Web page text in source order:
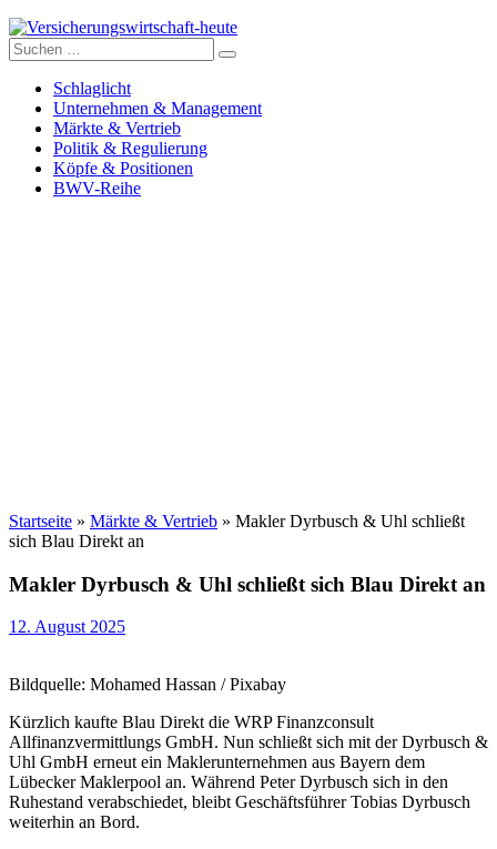
Versicherungswirtschaft-heute
Suche
nach:
Schlaglicht
Unternehmen & Management
Märkte & Vertrieb
Politik & Regulierung
Köpfe & Positionen
BWV-Reihe
Startseite » Märkte & Vertrieb » Makler Dyrbusch & Uhl schließt
sich Blau Direkt an
Makler Dyrbusch & Uhl schließt sich Blau Direkt an
12. August 2025
Bildquelle: Mohamed Hassan / Pixabay
Kürzlich kaufte Blau Direkt die WRP Finanzconsult
Allfinanzvermittlungs GmbH. Nun schließt sich mit der Dyrbusch &
Uhl GmbH erneut ein Maklerunternehmen aus Bayern dem
Lübecker Maklerpool an. Während Peter Dyrbusch sich in den
Ruhestand verabschiedet, bleibt Geschäftsführer Tobias Dyrbusch
weiterhin an Bord.